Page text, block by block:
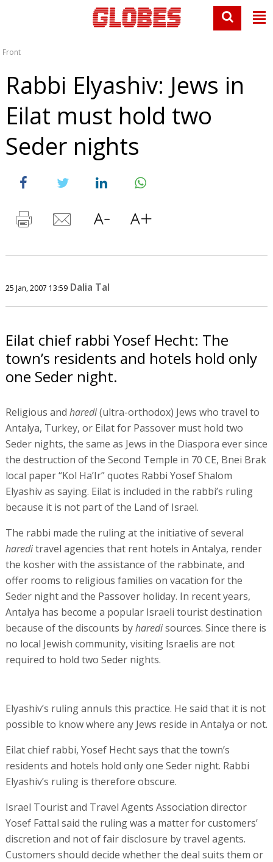
Front
Rabbi Elyashiv: Jews in
Eilat must hold two
Seder nights
25 Jan, 2007 13:59 Dalia Tal
Eilat chief rabbi Yosef Hecht: The
town’s residents and hotels hold only
one Seder night.
Religious and haredi(ultra-orthodox) Jews who travel to
Antalya, Turkey, or Eilat for Passover must hold two
Seder nights, the same as Jews in the Diaspora ever since
the destruction of the Second Temple in 70 CE, Bnei Brak
local paper “Kol Ha’Ir” quotes Rabbi Yosef Shalom
Elyashiv as saying. Eilat is included in the rabbi’s ruling
because it is not part of the Land of Israel.
The rabbi made the ruling at the initiative of several
hareditravel agencies that rent hotels in Antalya, render
the kosher with the assistance of the rabbinate, and
offer rooms to religious families on vacation for the
Seder night and the Passover holiday. In recent years,
Antalya has become a popular Israeli tourist destination
because of the discounts byharedisources. Since there is
no local Jewish community, visiting Israelis are not
required to hold two Seder nights.
Elyashiv’s ruling annuls this practice. He said that it is not
possible to know where any Jews reside in Antalya or not.
Eilat chief rabbi, Yosef Hecht says that the town’s
residents and hotels hold only one Seder night. Rabbi
Elyashiv’s ruling is therefore obscure.
Israel Tourist and Travel Agents Association director
Yosef Fattal said the ruling was a matter for customers’
discretion and not of fair disclosure by travel agents.
Customers should decide whether the deal suits them or